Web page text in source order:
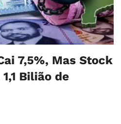
7,5%, Mas Stock
Bilião de